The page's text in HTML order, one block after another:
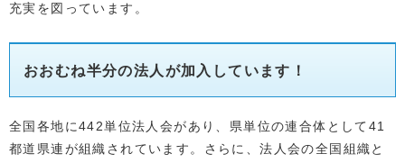
充実を図っています。
おおむね半分の法人が加入しています！
全国各地に442単位法人会があり、県単位の連合体として41
都道県連が組織されています。さらに、法人会の全国組織と